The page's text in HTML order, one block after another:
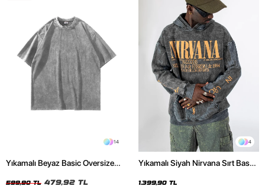
14
Yıkamalı Beyaz Basic Oversize
599,90 TL 479,92 TL
4
Yıkamalı Siyah Nirvana Sırt Baskılı
1.399,90 TL